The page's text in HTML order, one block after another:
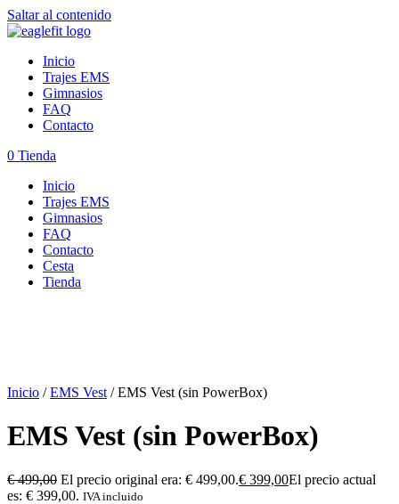
Saltar al contenido
Inicio
Trajes EMS
Gimnasios
FAQ
Contacto
0 Tienda
Inicio
Trajes EMS
Gimnasios
FAQ
Contacto
Cesta
Tienda
Inicio /EMS Vest / EMS Vest (sin PowerBox)
EMS Vest (sin PowerBox)
€499,00 El precio original era: € 499,00.€ 399,00El precio actual
es: € 399,00. IVA incluido